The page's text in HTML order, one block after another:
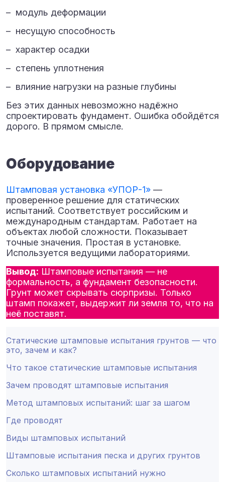
– модуль деформации
– несущую способность
– характер осадки
– степень уплотнения
– влияние нагрузки на разные глубины
Без этих данных невозможно надёжно
спроектировать фундамент. Ошибка обойдётся
дорого. В прямом смысле.
Оборудование
Штамповая установка «УПОР-1» —
проверенное решение для статических
испытаний. Соответствует российским и
международным стандартам. Работает на
объектах любой сложности. Показывает
точные значения. Простая в установке.
Используется ведущими лабораториями.
Вывод: Штамповые испытания — не
формальность, а фундамент безопасности.
Грунт может скрывать сюрпризы. Только
штамп покажет, выдержит ли земля то, что на
неё поставят.
Статические штамповые испытания грунтов — что
это, зачем и как?
Что такое статические штамповые испытания
Зачем проводят штамповые испытания
Метод штамповых испытаний: шаг за шагом
Где проводят
Виды штамповых испытаний
Штамповые испытания песка и других грунтов
Сколько штамповых испытаний нужно